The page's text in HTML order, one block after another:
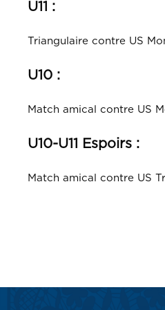
U11 :
Triangulaire contre US
U10 :
Match amical contre US
U10-U11 Espoirs :
Match amical contre US